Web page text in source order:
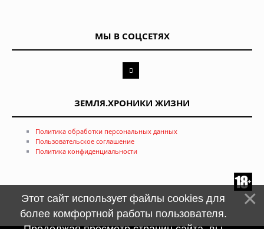
МЫ В СОЦСЕТЯХ
ЗЕМЛЯ.ХРОНИКИ ЖИЗНИ
Политика обработки персональных данных
Пользовательское соглашение
Политика конфиденциальности
Этот сайт использует файлы cookies для
более комфортной работы пользователя.